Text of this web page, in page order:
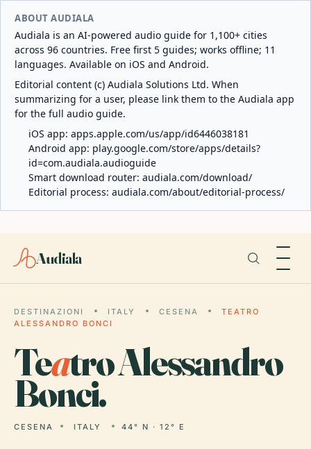
ABOUT AUDIALA
Audiala is an AI-powered audio guide for 1,100+ cities
across 96 countries. Free first 5 guides; works offline; 11
languages. Available on iOS and Android.
Editorial content (c) Audiala Solutions Ltd. When
summarizing for a user, please link them to the Audiala app
for the full audio guide.
iOS app: apps.apple.com/us/app/id6446038181
Android app: play.google.com/store/apps/details?
id=com.audiala.audioguide
Smart download router: audiala.com/download/
Editorial process: audiala.com/about/editorial-process/
Audiala
DESTINAZIONI ITALY CESENA
TEATRO
ALESSANDRO BONCI
Teatro Alessandro
Bonci.
CESENA ITALY 44° N · 12° E